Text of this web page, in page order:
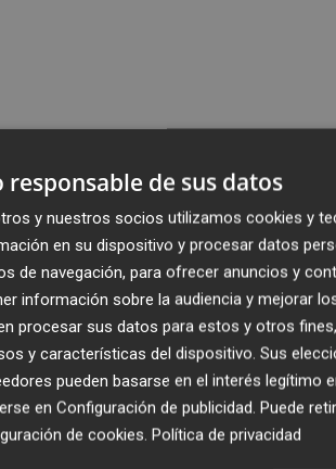
responsable de sus datos
y nuestros socios utilizamos cookies y
en su dispositivo y procesar datos
de navegación, para ofrecer anuncios y
información sobre la audiencia y mejorar
procesar sus datos para estos y otros
y características del dispositivo. Sus
pueden basarse en el interés legítimo
en Configuración de publicidad. Puede
de cookies. Política de privacidad